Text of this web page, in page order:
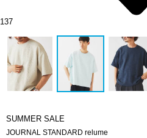
137
SUMMER SALE
JOURNAL STANDARD relume